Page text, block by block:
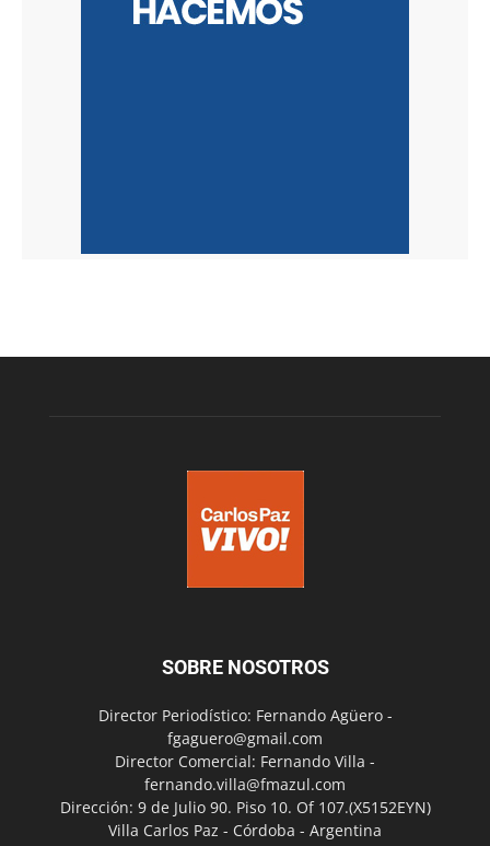
SOBRE NOSOTROS
Director Periodístico: Fernando Agüero -
fgaguero@gmail.com
Director Comercial: Fernando Villa -
fernando.villa@fmazul.com
Dirección: 9 de Julio 90. Piso 10. Of 107.(X5152EYN)
Villa Carlos Paz - Córdoba - Argentina